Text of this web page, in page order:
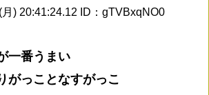
月) 20:41:24.12 ID：gTVBxqNO0
一番うまい
がっことなすがっこ